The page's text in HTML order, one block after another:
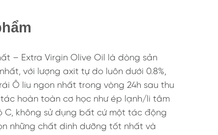
– Extra Virgin Olive Oil là dòng sản
với lượng axit tự do luôn dưới 0.8%,
Ô liu ngon nhất trong vòng 24h sau thu
hoàn toàn cơ học như ép lạnh/li tâm
C, không sử dụng bất cứ một tác động
những chất dinh dưỡng tốt nhất và